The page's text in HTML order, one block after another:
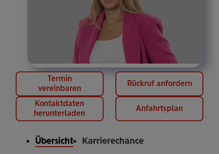
Termin
vereinbaren
Rückruf anfordern
Kontaktdaten
herunterladen
Anfahrtsplan
Übersicht Karrierechance